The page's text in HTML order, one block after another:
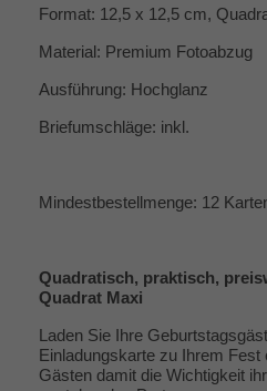
Format: 12,5 x 12,5 cm,
Material: Premium Fotoabzug
Ausführung: Hochglanz
Briefumschläge: inkl.
Mindestbestellmenge: 12
Quadratisch, praktisch,
Quadrat Maxi
Laden Sie Ihre
Einladungskarte zu Ihrem
Gästen damit die Wichtigkeit